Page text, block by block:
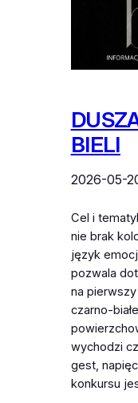
BIELI
2026-05-
Cel i
nie brak
język
pozwala
na
czarno-
wychodzi
gest,
konkursu